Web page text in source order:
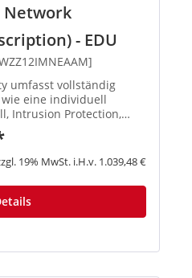
Network
- EDU
umfasst vollständig
eine individuell
Intrusion Protection,
Attacken,
des
NAT und vi...
19% MwSt. i.H.v. 1.039,48 €